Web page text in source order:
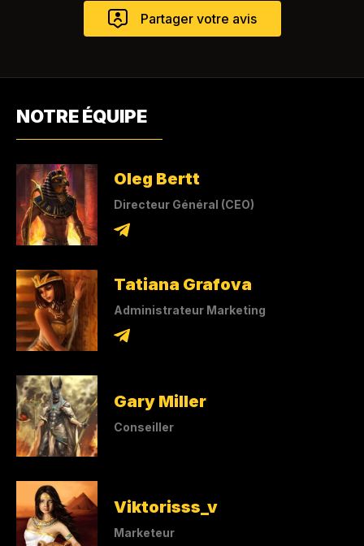
NOTRE ÉQUIPE
Oleg Bertt
Directeur Général (CEO)
Tatiana Grafova
Administrateur Marketing
Gary Miller
Conseiller
Viktorisss_v
Marketeur